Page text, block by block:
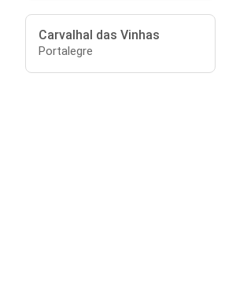
Carvalhal das Vinhas
Portalegre